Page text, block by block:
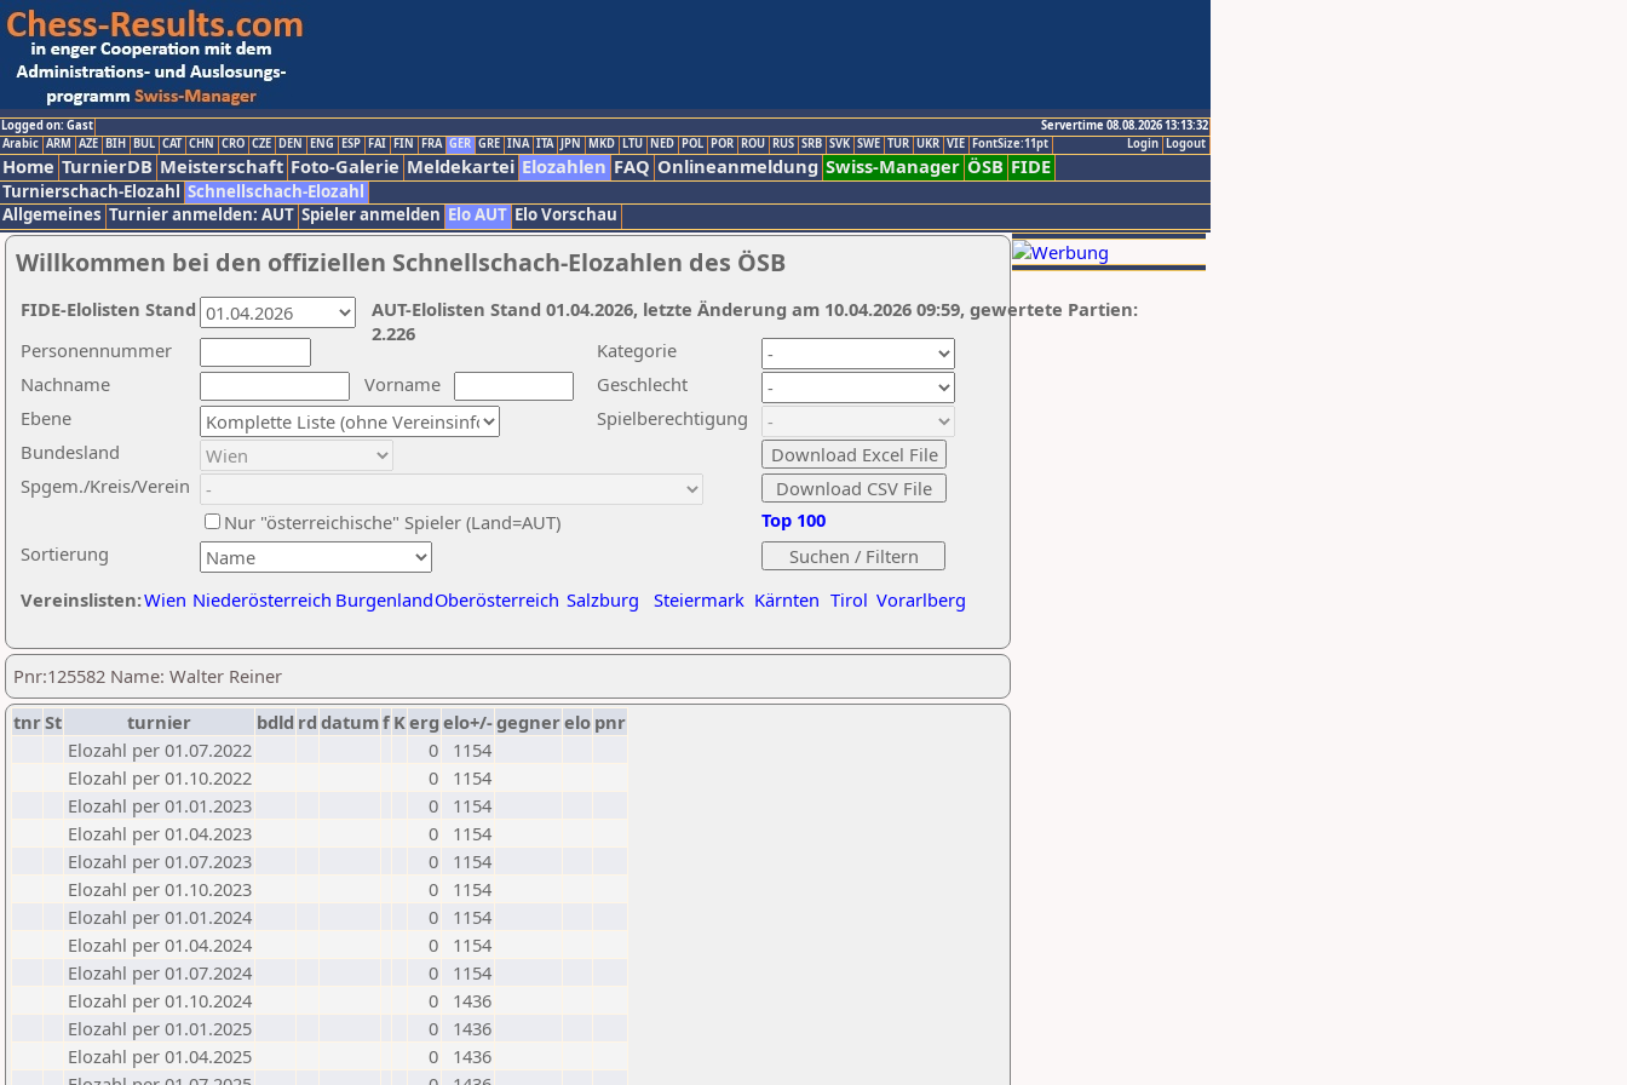
Logged on: Gast
Servertime 08.08.2026 13:13:32
Logout
Login
Arabic ARM AZE BIH BUL CAT CHN CRO CZE DEN ENG ESP FAI FIN FRA GER GRE INA ITA JPN MKD LTU NED POL POR ROU RUS SRB SVK SWE TUR UKR VIE FontSize:11pt
Home TurnierDB Meisterschaft Foto-Galerie Meldekartei Elozahlen FAQ Onlineanmeldung Swiss-Manager ÖSB FIDE
Turnierschach-Elozahl Schnellschach-Elozahl
Allgemeines Turnier anmelden: AUT Spieler anmelden Elo AUT Elo Vorschau
Willkommen bei den offiziellen Schnellschach-Elozahlen des ÖSB
Nachname
Vorname
Ebene
Kategorie
Sortierung
Personennummer
Bundesland
Spgem./Kreis/Verein
Geschlecht
Nur "österreichische" Spieler (Land=AUT)
Spielberechtigung
Vereinslisten:Wien Niederösterreich BurgenlandOberösterreich Salzburg Steiermark Kärnten Tirol Vorarlberg
Top 100
AUT-Elolisten Stand 01.04.2026, letzte Änderung am 10.04.2026 09:59, gewertete Partien:
2.226
FIDE-Elolisten Stand
Pnr:125582 Name: Walter Reiner
tnrSt turnier bdld rd datumf Kerg elo+/-gegnerelo pnr
Elozahl per 01.07.2022
0
1154
Elozahl per 01.10.2022
0
1154
Elozahl per 01.01.2023
0
1154
Elozahl per 01.04.2023
0
1154
Elozahl per 01.07.2023
0
1154
Elozahl per 01.10.2023
0
1154
Elozahl per 01.01.2024
0
1154
Elozahl per 01.04.2024
0
1154
Elozahl per 01.07.2024
0
1154
Elozahl per 01.10.2024
0
1436
Elozahl per 01.01.2025
0
1436
Elozahl per 01.04.2025
0
1436